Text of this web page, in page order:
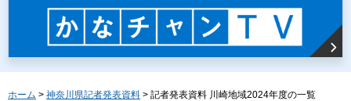
ホーム > 神奈川県記者発表資料 > 記者発表資料 川崎地域2024年度の一覧